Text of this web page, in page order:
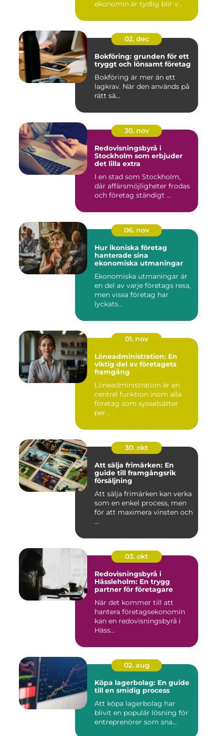
ekonomin är tydlig blir v...
02. dec
Bokföring: grunden för ett
tryggt och lönsamt företag
Bokföring är mer än ett
lagkrav. När den används på
rätt sä...
30. nov
Redovisningsbyrå i
Stockholm som erbjuder
det lilla extra
I en stad som Stockholm,
där affärsmöjligheter frodas
och företag ständigt ...
06. nov
Hur ikoniska företag
hanterade sina
ekonomiska utmaningar
Ekonomiska utmaningar är
en del av varje företags resa,
men vissa företag har
lyckats...
01. nov
Löneadministration: En
viktig del av företagets
framgång
Löneadministration är en
central funktion inom alla
företag som sysselsätter
per...
30. okt
Att sälja frimärken: En
guide till framgångsrik
försäljning
Att sälja frimärken kan verka
som en enkel process, men
för att maximera vinsten och
...
03. okt
Redovisningsbyrå i
Hässleholm: En trygg
partner för företagare
När det kommer till att
hantera företagsekonomin
kan en redovisningsbyrå i
Häss...
02. aug
Köpa lagerbolag: En guide
till en smidig process
Att köpa lagerbolag har
blivit en populär lösning för
entreprenörer som sna...